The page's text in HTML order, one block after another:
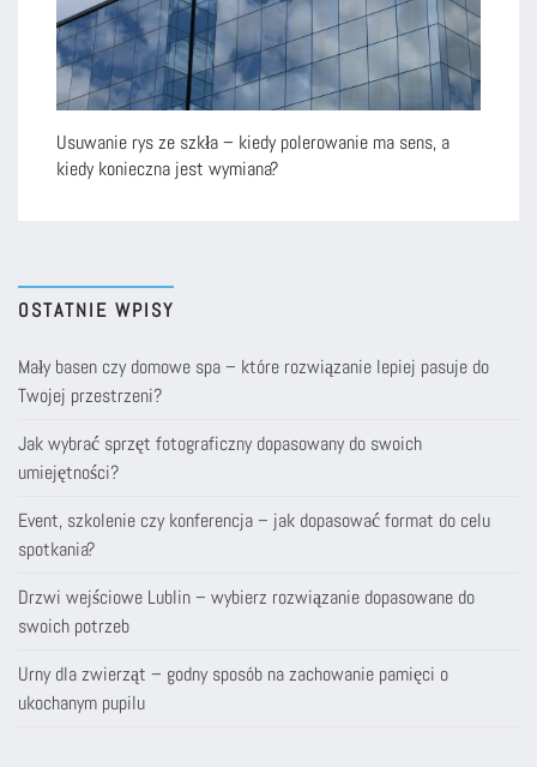
Usuwanie rys ze szkła – kiedy polerowanie ma sens, a
kiedy konieczna jest wymiana?
OSTATNIE WPISY
Mały basen czy domowe spa – które rozwiązanie lepiej pasuje do
Twojej przestrzeni?
Jak wybrać sprzęt fotograficzny dopasowany do swoich
umiejętności?
Event, szkolenie czy konferencja – jak dopasować format do celu
spotkania?
Drzwi wejściowe Lublin – wybierz rozwiązanie dopasowane do
swoich potrzeb
Urny dla zwierząt – godny sposób na zachowanie pamięci o
ukochanym pupilu